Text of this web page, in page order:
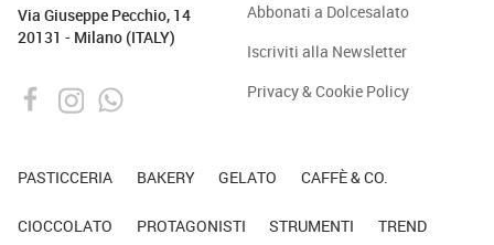
Via Giuseppe Pecchio, 14
20131 - Milano (ITALY)
Abbonati a Dolcesalato
Iscriviti alla Newsletter
Privacy & Cookie Policy
PASTICCERIA BAKERY GELATO CAFFÈ & CO.
CIOCCOLATO PROTAGONISTI STRUMENTI TREND